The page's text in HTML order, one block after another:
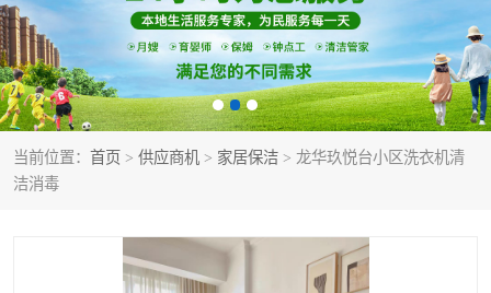
当前位置： 首页 > 供应商机 > 家居保洁 > 龙华玖悦台小区洗衣机清
洁消毒
家庭保姆 家政服务